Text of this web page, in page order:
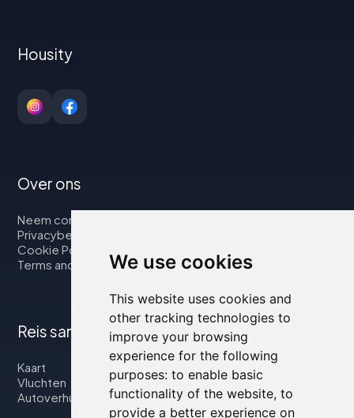
We use cookies
This website uses cookies and
other tracking technologies to
improve your browsing
experience for the following
purposes: to enable basic
functionality of the website, to
provide a better experience on
Housity
Over ons
Neem contact op met
Privacybeleid
Cookie Policy
Terms and Conditions
Reis samen met ons
Kaart
Vluchten
Autoverhuur